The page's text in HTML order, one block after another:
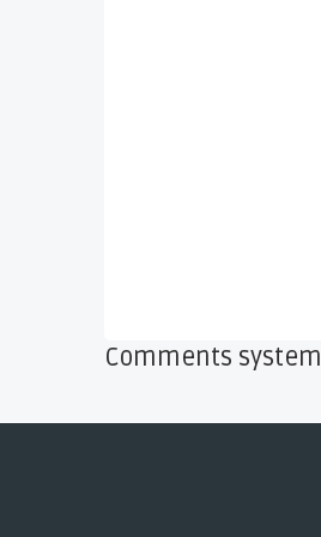
Comments system